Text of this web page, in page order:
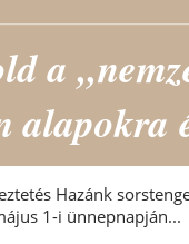
a
alapokra
Hazánk
1-i ünnepnapján...